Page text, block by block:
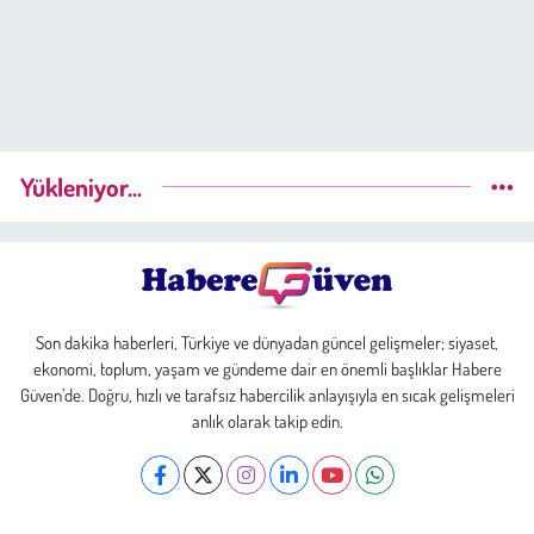
Yükleniyor...
Son dakika haberleri, Türkiye ve dünyadan güncel gelişmeler; siyaset,
ekonomi, toplum, yaşam ve gündeme dair en önemli başlıklar Habere
Güven’de. Doğru, hızlı ve tarafsız habercilik anlayışıyla en sıcak gelişmeleri
anlık olarak takip edin.